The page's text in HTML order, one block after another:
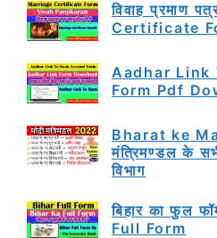
विवाह प्रमाण
Certificate
Aadhar Link
Form Pdf
Bharat ke
मंत्रिमण्डल के
विभाग
बिहार का फुल
Full Form